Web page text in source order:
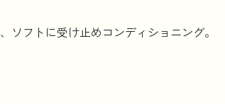
フトに受け止めコンディショニング。